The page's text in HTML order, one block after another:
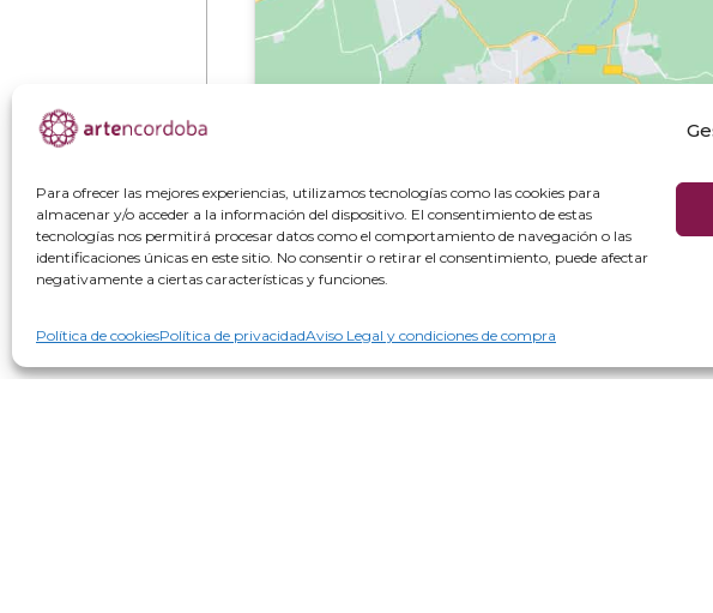
Para ofrecer las mejores experiencias, utilizamos tecnologías como las cookies para
almacenar y/o acceder a la información del dispositivo. El consentimiento de estas
tecnologías nos permitirá procesar datos como el comportamiento de navegación o las
identificaciones únicas en este sitio. No consentir o retirar el consentimiento, puede afectar
negativamente a ciertas características y funciones.
Política de cookiesPolítica de privacidadAviso Legal y condiciones de compra